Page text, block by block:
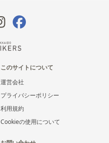
このサイトについて
運営会社
プライバシーポリシー
利用規約
Cookieの使用について